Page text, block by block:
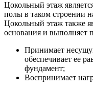
Цокольный этаж
полы в таком строении
Цокольный этаж также
основания и выполняет
Принимает
обеспечивает ее
фундамент;
Воспринимает